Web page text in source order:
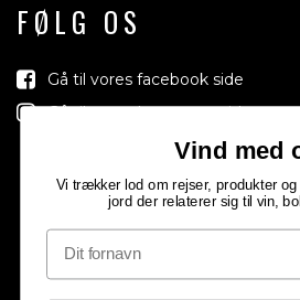
FØLG OS
Gå til vores facebook side
Gå til vores Instagram side
Vind med
Vi trækker lod om rejser, produkter
jord der relaterer sig til vin,